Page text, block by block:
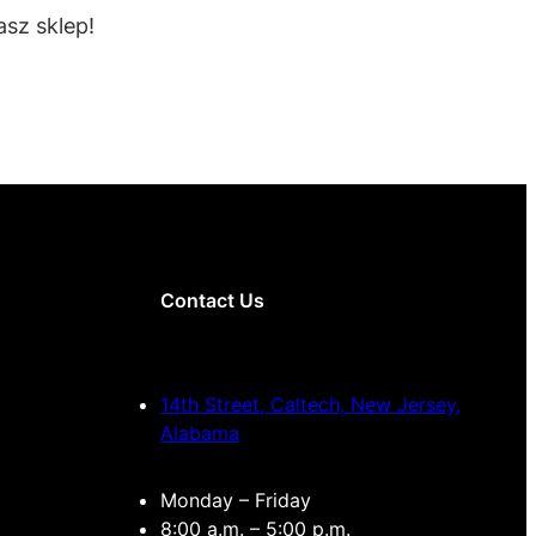
sklep!
Contact Us
14th Street, Caltech, New Jersey,
Alabama
Monday – Friday
8:00 a.m. – 5:00 p.m.